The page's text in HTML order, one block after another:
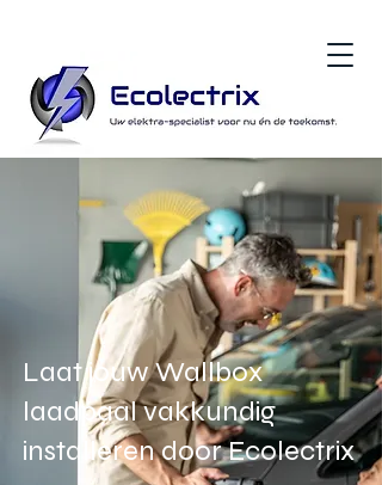
Laat jouw Wallbox
laadpaal vakkundig
installeren door Ecolectrix